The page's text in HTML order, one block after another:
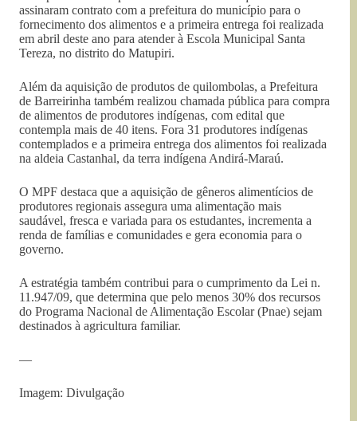
assinaram contrato com a prefeitura do município para o
fornecimento dos alimentos e a primeira entrega foi realizada
em abril deste ano para atender à Escola Municipal Santa
Tereza, no distrito do Matupiri.
Além da aquisição de produtos de quilombolas, a Prefeitura
de Barreirinha também realizou chamada pública para compra
de alimentos de produtores indígenas, com edital que
contempla mais de 40 itens. Fora 31 produtores indígenas
contemplados e a primeira entrega dos alimentos foi realizada
na aldeia Castanhal, da terra indígena Andirá-Maraú.
O MPF destaca que a aquisição de gêneros alimentícios de
produtores regionais assegura uma alimentação mais
saudável, fresca e variada para os estudantes, incrementa a
renda de famílias e comunidades e gera economia para o
governo.
A estratégia também contribui para o cumprimento da Lei n.
11.947/09, que determina que pelo menos 30% dos recursos
do Programa Nacional de Alimentação Escolar (Pnae) sejam
destinados à agricultura familiar.
—
Imagem: Divulgação